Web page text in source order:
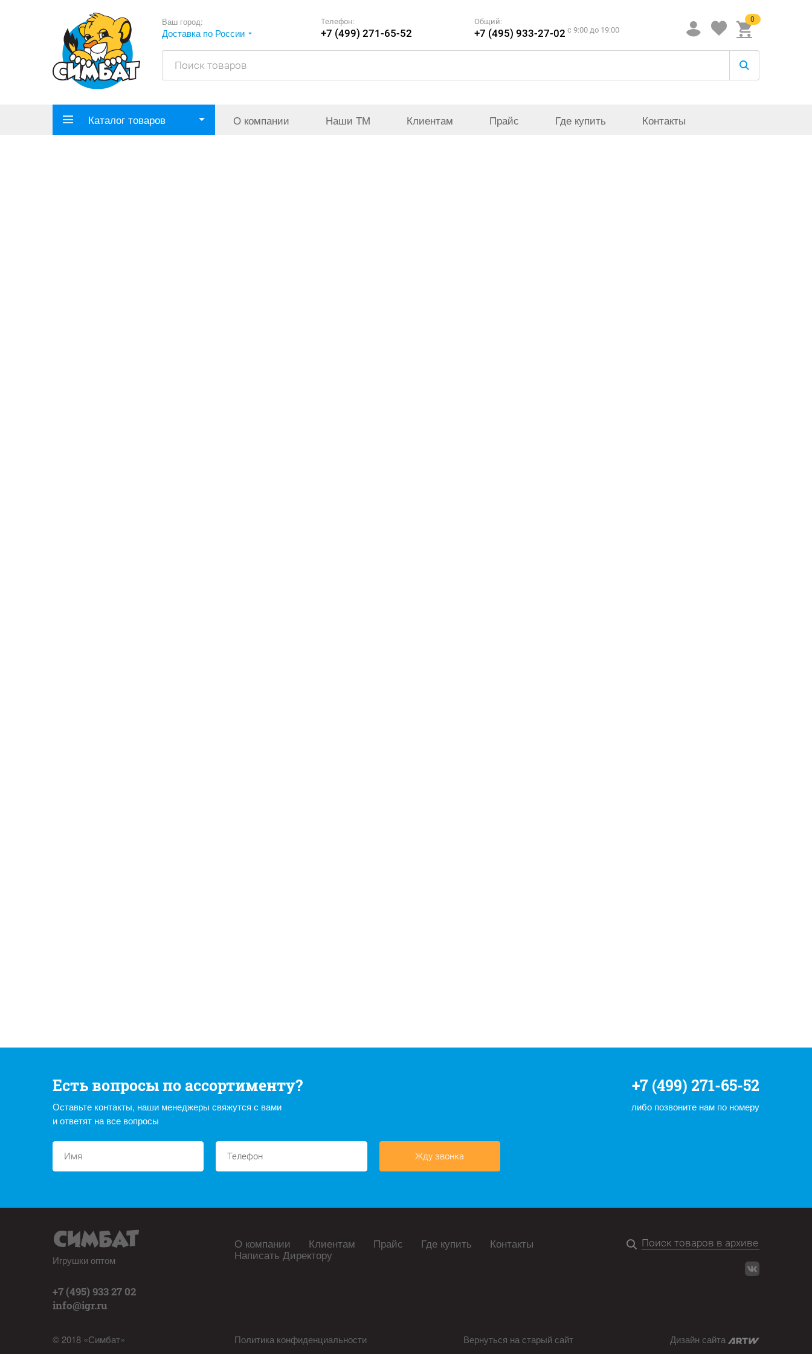
Ваш город:
Доставка по России
Телефон:
+7 (499) 271-65-52
Общий:
+7 (495) 933-27-02 c 9:00 до 19:00
0
Каталог товаров О компании Наши ТМ Клиентам Прайс Где купить Контакты
Есть вопросы по ассортименту?
Оставьте контакты, наши менеджеры свяжутся с вами
и ответят на все вопросы
+7 (499) 271-65-52
либо позвоните нам по номеру
Жду звонка
Игрушки оптом
+7 (495) 933 27 02
info@igr.ru
© 2018 «Симбат»
О компании Клиентам Прайс Где купить Контакты
Написать Директору
Политика конфиденциальности Вернуться на старый сайт Дизайн сайта